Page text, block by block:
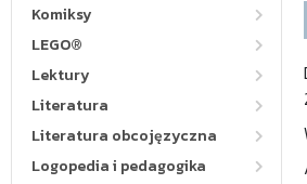
Komiksy
LEGO®
Lektury
Literatura
Literatura obcojęzyczna
Logopedia i pedagogika